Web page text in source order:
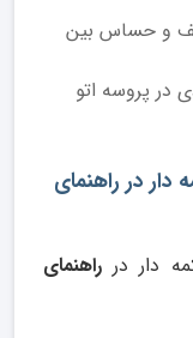
و حساس بین
در پروسه اتو
در راهنمای
دار در راهنمای